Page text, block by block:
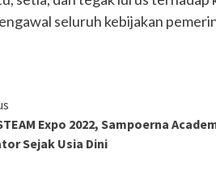
seluruh kebijakan
Expo 2022, Sampoerna
Sejak Usia Dini